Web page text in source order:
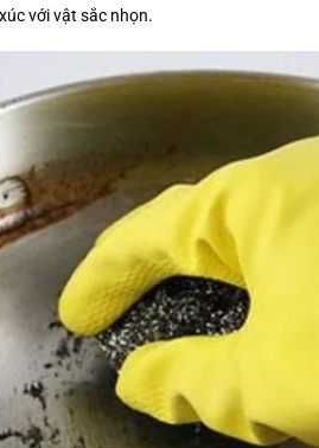
với vật sắc nhọn.